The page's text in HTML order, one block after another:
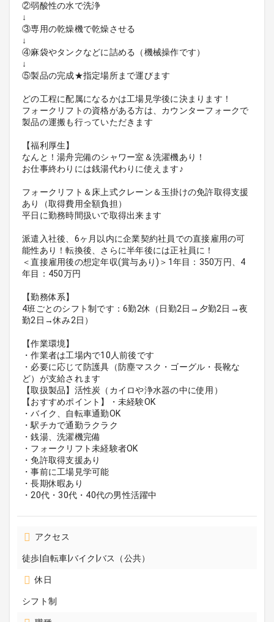
②弱酸性の水で洗浄
↓
③専用の乾燥機で乾燥させる
↓
④麻袋やタンクなどに詰める（機械操作です）
↓
⑤製品の完成★指定場所まで運びます
どの工程に配属になるかは工場見学後に決まります！
フォークリフトの資格がある方は、カウンターフォークで
製品の運搬も行っていただきます
【福利厚生】
なんと！湯舟完備のシャワー室＆洗濯機あり！
お仕事終わりには銭湯代わりに使えます♪
フォークリフト＆床上式クレーン＆玉掛けの免許取得支援
あり（取得費用全額負担）
平日に勤務時間扱いで取得出来ます
派遣入社後、6ヶ月以内に企業契約社員での直接雇用の可
能性あり！転換後、さらに半年後には正社員に！
＜直接雇用後の想定年収(賞与あり)＞1年目：350万円、4
年目：450万円
【勤務体系】
4班ごとのシフト制です：6勤2休（日勤2日→夕勤2日→夜
勤2日→休み2日）
【作業環境】
・作業者は工場内で10人前後です
・必要に応じて防護具（防塵マスク・ゴーグル・長靴な
ど）が支給されます
【取扱製品】活性炭（カイロや浄水器の中に使用）
【おすすめポイント】・未経験OK
・バイク、自転車通勤OK
・駅チカで通勤ラクラク
・銭湯、洗濯機完備
・フォークリフト未経験者OK
・免許取得支援あり
・事前に工場見学可能
・長期休暇あり
・20代・30代・40代の男性活躍中
アクセス
徒歩|自転車|バイク|バス（公共）
休日
シフト制